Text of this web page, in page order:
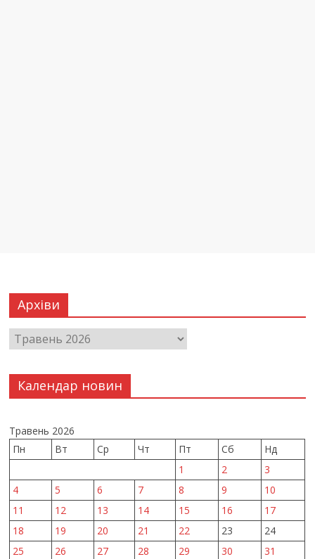
Архіви
Календар новин
Травень 2026
Пн
Вт Ср Чт Пт Сб
Нд
1
2
3
4
5 6 7 8 9
10
11
12 13 14 15 16
17
18
19 20 21 22 23
24
25
26 27 28 29 30 31